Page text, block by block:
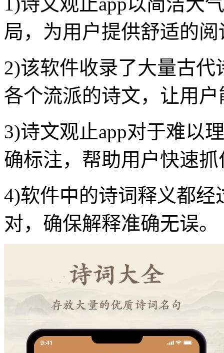
局，为用户提供舒适的
2)该软件收录了大量古
各个流派的诗文，让用
3)诗文观止app对于难以
确标注，帮助用户快速
4)软件中的诗词释义都
对，确保解释准确无误。